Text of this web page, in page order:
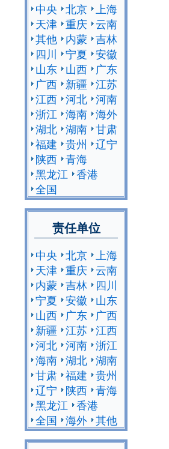
中央 北京
上海
天津 重庆 云南
其他 内蒙 吉林
四川
宁夏 安徽
山东 山西
广东
广西 新疆 江苏
江西 河北 河南
浙江 海南 海外
湖北 湖南 甘肃
福建 贵州
辽宁
陕西 青海
黑龙江 香港
全国
责任单位
中央 北京
上海
天津 重庆 云南
内蒙 吉林
四川
宁夏 安徽
山东
山西
广东
广西
新疆 江苏 江西
河北 河南 浙江
海南 湖北 湖南
甘肃 福建 贵州
辽宁
陕西 青海
黑龙江 香港
全国 海外 其他